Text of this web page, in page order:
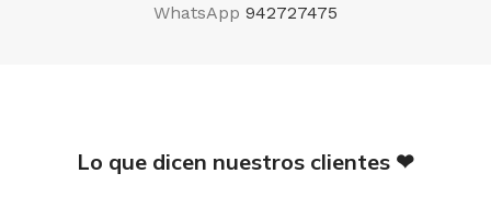
WhatsApp 942727475
Lo que dicen nuestros clientes ❤